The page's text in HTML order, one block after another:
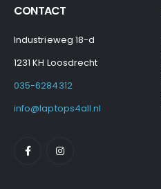
CONTACT
Industrieweg 18-d
1231 KH Loosdrecht
035-6284312
info@laptops4all.nl